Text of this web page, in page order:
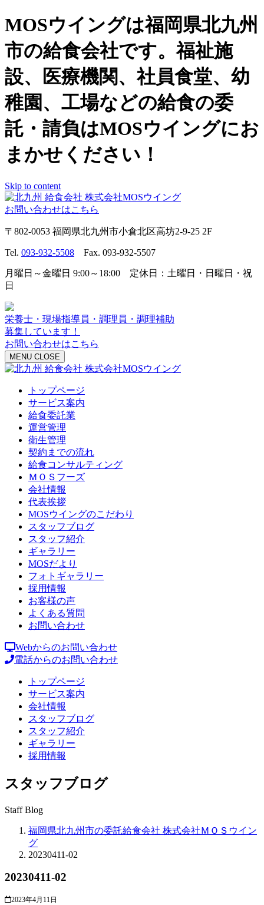
MOSウイングは福岡県北九州
市の給食会社です。福祉施
設、医療機関、社員食堂、幼
稚園、工場などの給食の委
託・請負はMOSウイングにお
まかせください！
Skip to content
お問い合わせはこちら
〒802-0053 福岡県北九州市小倉北区高坊2-9-25 2F
Tel. 093-932-5508 Fax. 093-932-5507
月曜日～金曜日 9:00～18:00 定休日：土曜日・日曜日・祝
日
栄養士・現場指導員・調理員・調理補助
募集しています！
お問い合わせはこちら
MENU CLOSE
トップページ
サービス案内
給食委託業
運営管理
衛生管理
契約までの流れ
給食コンサルティング
ＭＯＳフーズ
会社情報
代表挨拶
MOSウイングのこだわり
スタッフブログ
スタッフ紹介
ギャラリー
MOSだより
フォトギャラリー
採用情報
お客様の声
よくある質問
お問い合わせ
Webからのお問い合わせ
電話からのお問い合わせ
トップページ
サービス案内
会社情報
スタッフブログ
スタッフ紹介
ギャラリー
採用情報
スタッフブログ
Staff Blog
福岡県北九州市の委託給食会社 株式会社ＭＯＳウイン
グ
20230411-02
20230411-02
2023年4月11日